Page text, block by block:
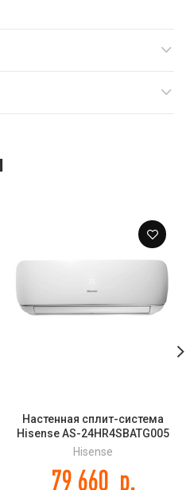
Настенная сплит-система
Hisense AS-24HR4SBATG005
NEO Premium Classic A
Hisense
79 660 р.